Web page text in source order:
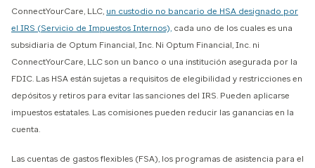
ConnectYourCare, LLC, un custodio no bancario de HSA designado por
el IRS (Servicio de Impuestos Internos), cada uno de los cuales es una
subsidiaria de Optum Financial, Inc. Ni Optum Financial, Inc. ni
ConnectYourCare, LLC son un banco o una institución asegurada por la
FDIC. Las HSA están sujetas a requisitos de elegibilidad y restricciones en
depósitos y retiros para evitar las sanciones del IRS. Pueden aplicarse
impuestos estatales. Las comisiones pueden reducir las ganancias en la
cuenta.
Las cuentas de gastos flexibles (FSA), los programas de asistencia para el